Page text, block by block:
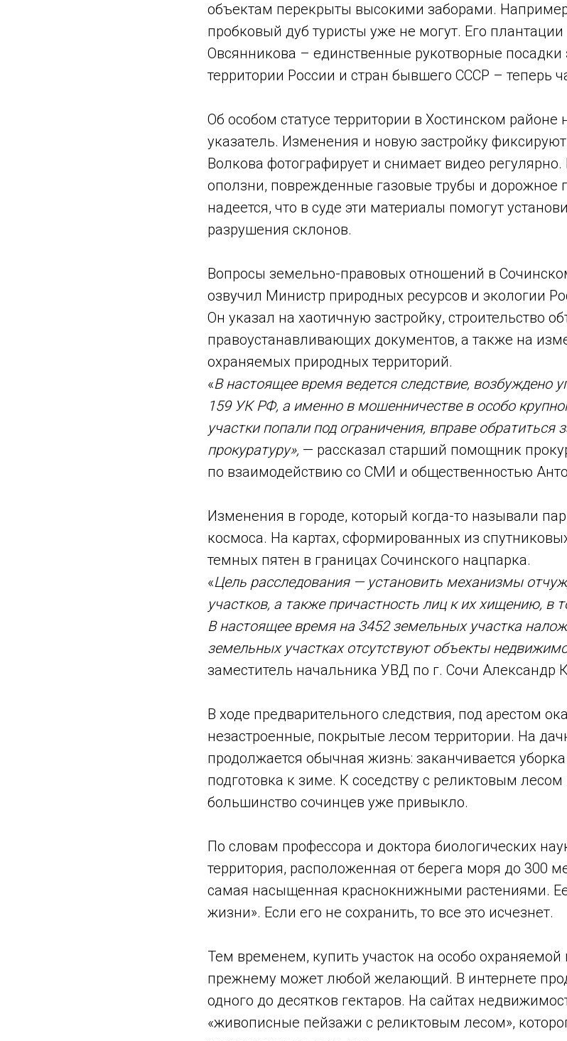
объектам перекрыты высокими заборами.
пробковый дуб туристы уже не могут. Его
Овсянникова – единственные рукотворные посадки
территории России и стран бывшего СССР – теперь
Об особом статусе территории в Хостинском
указатель. Изменения и новую застройку
Волкова фотографирует и снимает видео
оползни, поврежденные газовые трубы и
надеется, что в суде эти материалы помогут
разрушения склонов.
Вопросы земельно-правовых отношений в
озвучил Министр природных ресурсов и экологии
Он указал на хаотичную застройку, строительство
правоустанавливающих документов, а также на
охраняемых природных территорий.
«В настоящее время ведется следствие, возбуждено
159 УК РФ, а именно в мошенничестве в особо
участки попали под ограничения, вправе
прокуратуру», — рассказал старший помощник
по взаимодействию со СМИ и общественностью
Изменения в городе, который когда-то называли
космоса. На картах, сформированных из
темных пятен в границах Сочинского нацпарка.
«Цель расследования — установить механизмы
участков, а также причастность лиц к их хищению, в
В настоящее время на 3452 земельных участка
земельных участках отсутствуют объекты
заместитель начальника УВД по г. Сочи Александр
В ходе предварительного следствия, под арестом
незастроенные, покрытые лесом территории. На
продолжается обычная жизнь: заканчивается
подготовка к зиме. К соседству с реликтовым лесом
большинство сочинцев уже привыкло.
По словам профессора и доктора биологических
территория, расположенная от берега моря до 300
самая насыщенная краснокнижными растениями.
жизни». Если его не сохранить, то все это исчезнет.
Тем временем, купить участок на особо
прежнему может любой желающий. В интернете
одного до десятков гектаров. На сайтах
«живописные пейзажи с реликтовым лесом»,